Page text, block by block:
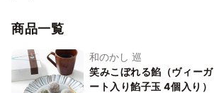
商品一覧
和のかし 巡
笑みこぼれる餡（ヴィー
ート入り餡子玉 4個入り）